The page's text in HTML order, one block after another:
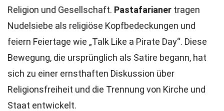
Religion und Gesellschaft. Pastafarianer tragen
Nudelsiebe als religiöse Kopfbedeckungen und
feiern Feiertage wie „Talk Like a Pirate Day“. Diese
Bewegung, die ursprünglich als Satire begann, hat
sich zu einer ernsthaften Diskussion über
Religionsfreiheit und die Trennung von Kirche und
Staat entwickelt.